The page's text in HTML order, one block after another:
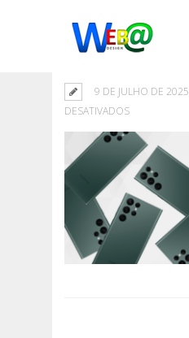
9 DE JULHO DE 2025
DESATIVADOSEM